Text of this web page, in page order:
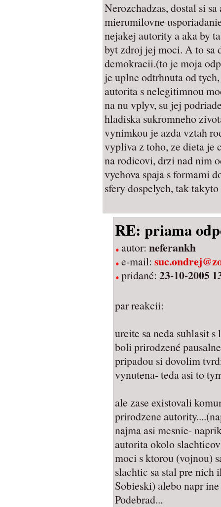
Nerozchadzas, dostal si
mierumilovne
nejakej autority a aka by
byt zdroj jej moci. A to sa
demokracii.(to je moja
je uplne odtrhnuta od
autorita s nelegitimnou
na nu vplyv, su jej
hladiska sukromneho
vynimkou je azda vztah
vypliva z toho, ze dieta je
na rodicovi, drzi nad nim
vychova spaja s formami
sfery dospelych, tak
RE: priama
autor: neferankh
e-mail:
pridané: 23-10-2005
par reakcii:
urcite sa neda suhlasit
boli prirodzené
pripadou si dovolim
vynutena- teda asi to
ale zase existovali
prirodzene
najma asi mesnie-
autorita okolo
moci s ktorou (vojnou)
slachtic sa stal pre nich
Sobieski) alebo napr
Podebrad...